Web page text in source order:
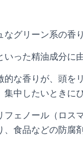
グリーン系の香
った精油成分に
的な香りが、頭を
中したいときに
フェノール（ロス
食品などの防腐